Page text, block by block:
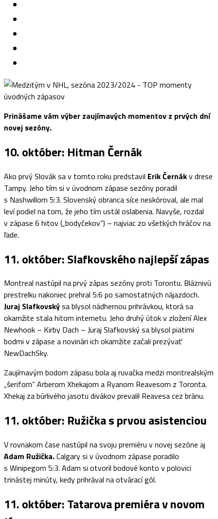
Prinášame vám výber zaujímavých momentov z prvých dní
novej sezóny.
10. október: Hitman Černák
Ako prvý Slovák sa v tomto roku predstavil Erik Černákv drese
Tampy. Jeho tím si v úvodnom zápase sezóny poradil
s Nashwillom 5:3. Slovenský obranca síce neskóroval, ale mal
leví podiel na tom, že jeho tím ustál oslabenia. Navyše, rozdal
v zápase 6 hitov („bodyčekov“) – najviac zo všetkých hráčov na
ľade.
11. október: Slafkovského najlepší zápas
Montreal nastúpil na prvý zápas sezóny proti Torontu. Bláznivú
prestrelku nakoniec prehral 5:6 po samostatných nájazdoch.
Juraj Slafkovskýsa blysol nádhernou prihrávkou, ktorá sa
okamžite stala hitom internetu. Jeho druhý útok v zložení Alex
Newhook – Kirby Dach – Juraj Slafkovský sa blysol piatimi
bodmi v zápase a novinári ich okamžite začali prezývať
NewDachSky.
Zaujímavým bodom zápasu bola aj ruvačka medzi montrealským
„šerifom“ Arberom Xhekajom a Ryanom Reavesom z Toronta.
Xhekaj za búrlivého jasotu divákov prevalil Reavesa cez bránu.
11. október: Ružička s prvou asistenciou
V rovnakom čase nastúpil na svoju premiéru v novej sezóne aj
Adam Ružička.Calgary si v úvodnom zápase poradilo
s Winipegom 5:3. Adam si otvoril bodové konto v polovici
trinástej minúty, kedy prihrával na otvárací gól.
11. október: Tatarova premiéra v novom